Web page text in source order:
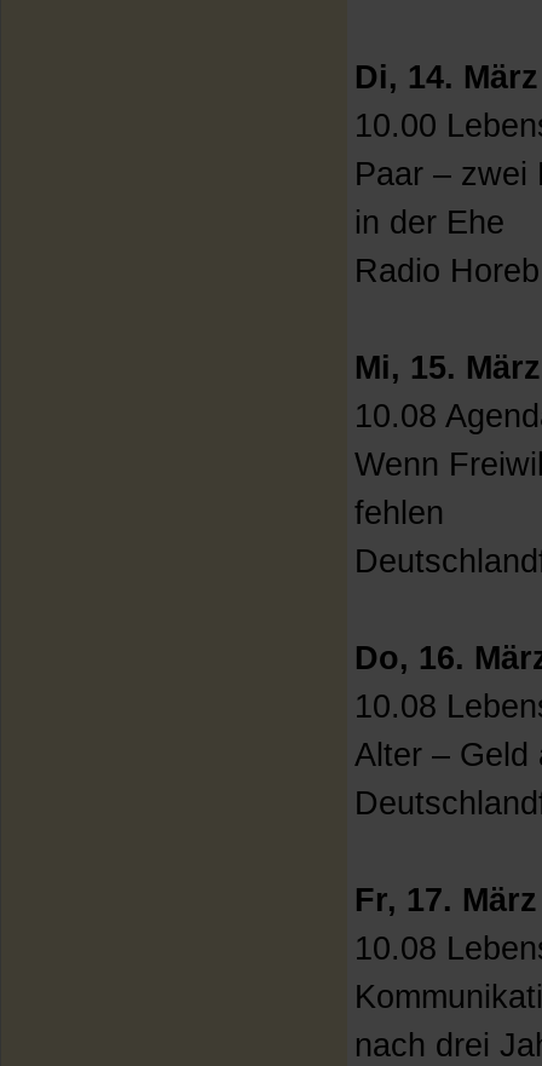
Di, 14. März
10.00
Paar – zwei
in der Ehe
Radio Horeb
Mi, 15. März
10.08
Wenn
fehlen
Do, 16.
10.08
Alter – Geld
Fr, 17. März
10.08
nach drei